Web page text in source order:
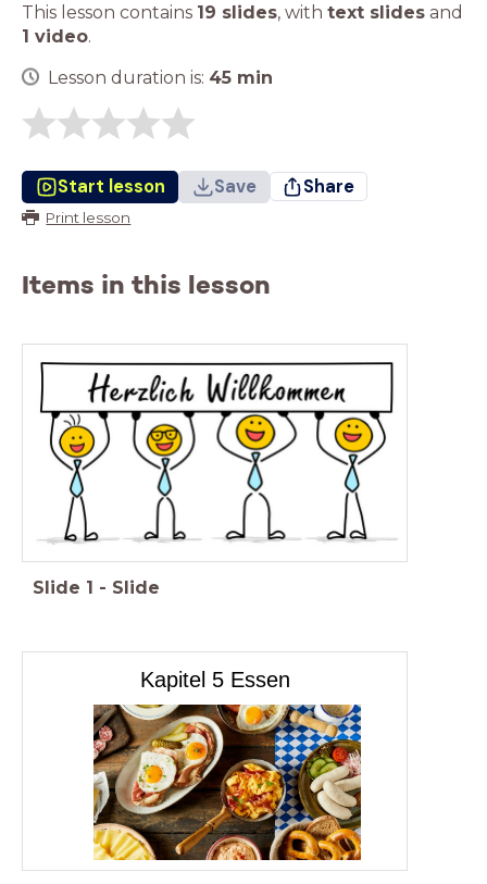
This lesson contains 19 slides, with text slides and
1 video.
Lesson duration is: 45 min
Start lesson Save Share
Print lesson
Items in this lesson
Slide 1 - Slide
Kapitel 5 Essen